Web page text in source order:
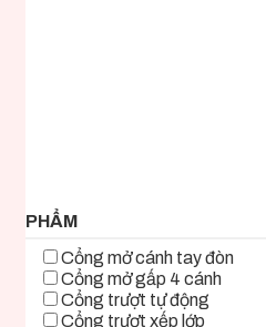
PHẨM
Cổng mở cánh tay đòn
Cổng mở gấp 4 cánh
Cổng trượt tự động
Cổng trượt xếp lớp